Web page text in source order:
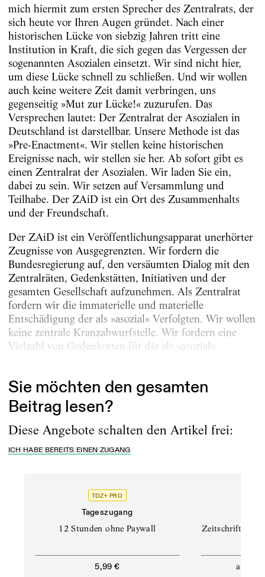
mich hiermit zum ersten Sprecher des Zentralrats, der
sich heute vor Ihren Augen gründet. Nach einer
historischen Lücke von siebzig Jahren tritt eine
Institution in Kraft, die sich gegen das Vergessen der
sogenannten Asozialen einsetzt. Wir sind nicht hier,
um diese Lücke schnell zu schließen. Und wir wollen
auch keine weitere Zeit damit verbringen, uns
gegenseitig »Mut zur Lücke!« zuzurufen. Das
Versprechen lautet: Der Zentralrat der Asozialen in
Deutschland ist darstellbar. Unsere Methode ist das
»Pre-Enactment«. Wir stellen keine historischen
Ereignisse nach, wir stellen sie her. Ab sofort gibt es
einen Zentralrat der Asozialen. Wir laden Sie ein,
dabei zu sein. Wir setzen auf Versammlung und
Teilhabe. Der ZAiD ist ein Ort des Zusammenhalts
und der Freundschaft.
Der ZAiD ist ein Veröffentlichungsapparat unerhörter
Zeugnisse von Ausgegrenzten. Wir fordern die
Bundesregierung auf, den versäumten Dialog mit den
Zentralräten, Gedenkstätten, Initiativen und der
gesamten Gesellschaft aufzunehmen. Als Zentralrat
fordern wir die immaterielle und materielle
Entschädigung der als »asozial« Verfolgten. Wir wollen
keine zentrale Kranzabwurfstelle. Wir fordern eine
Vielzahl von Gedenkorten für die als »asozial«
Sie möchten den gesamten
Beitrag lesen?
Diese Angebote schalten den Artikel frei:
ICH HABE BEREITS EINEN ZUGANG
TDZ+ PRO
Tageszugang
12 Stunden ohne Paywall
5,99 €
Zeitschriften
ab